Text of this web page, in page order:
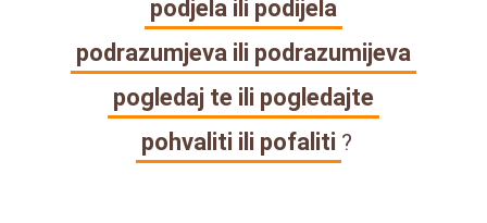
podjela ili podijela
podrazumjeva ili podrazumijeva
pogledaj te ili pogledajte
pohvaliti ili pofaliti ?